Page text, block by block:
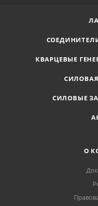
КВАРЦЕВЫЕ
СИЛОВЫЕ
О